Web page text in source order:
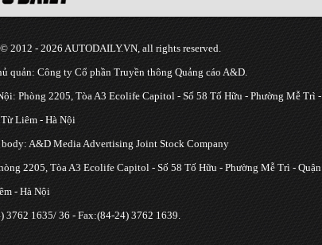
2012 - 2026 AUTODAILY.VN, all rights reserved.
quản: Công ty Cổ phần Truyền thông Quảng cáo A&D.
Phòng 2205, Tòa A3 Ecolife Capitol - Số 58 Tố Hữu - Phường Mễ Trì -
Liêm - Hà Nội
A&D Media Advertising Joint Stock Company
2205, Tòa A3 Ecolife Capitol - Số 58 Tố Hữu - Phường Mễ Trì - Quận
- Hà Nội
3762 1635/ 36 - Fax:(84-24) 3762 1639.